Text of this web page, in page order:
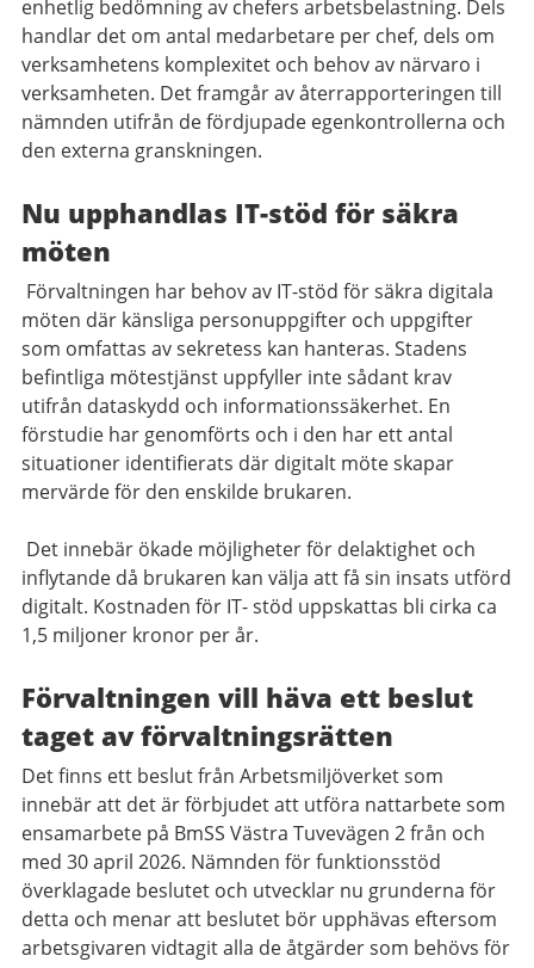
enhetlig bedömning av chefers arbetsbelastning. Dels
handlar det om antal medarbetare per chef, dels om
verksamhetens komplexitet och behov av närvaro i
verksamheten. Det framgår av återrapporteringen till
nämnden utifrån de fördjupade egenkontrollerna och
den externa granskningen.
Nu upphandlas IT-stöd för säkra
möten
Förvaltningen har behov av IT-stöd för säkra digitala
möten där känsliga personuppgifter och uppgifter
som omfattas av sekretess kan hanteras. Stadens
befintliga mötestjänst uppfyller inte sådant krav
utifrån dataskydd och informationssäkerhet. En
förstudie har genomförts och i den har ett antal
situationer identifierats där digitalt möte skapar
mervärde för den enskilde brukaren.
Det innebär ökade möjligheter för delaktighet och
inflytande då brukaren kan välja att få sin insats utförd
digitalt. Kostnaden för IT- stöd uppskattas bli cirka ca
1,5 miljoner kronor per år.
Förvaltningen vill häva ett beslut
taget av förvaltningsrätten
Det finns ett beslut från Arbetsmiljöverket som
innebär att det är förbjudet att utföra nattarbete som
ensamarbete på BmSS Västra Tuvevägen 2 från och
med 30 april 2026. Nämnden för funktionsstöd
överklagade beslutet och utvecklar nu grunderna för
detta och menar att beslutet bör upphävas eftersom
arbetsgivaren vidtagit alla de åtgärder som behövs för